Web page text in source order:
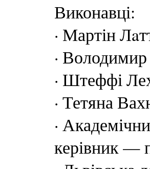
Виконавці:
· Мартін
·
· Штеффі
· Тетяна
·
керівник —